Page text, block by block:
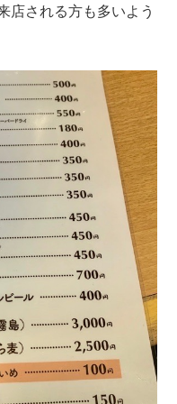
店される方も多いよう